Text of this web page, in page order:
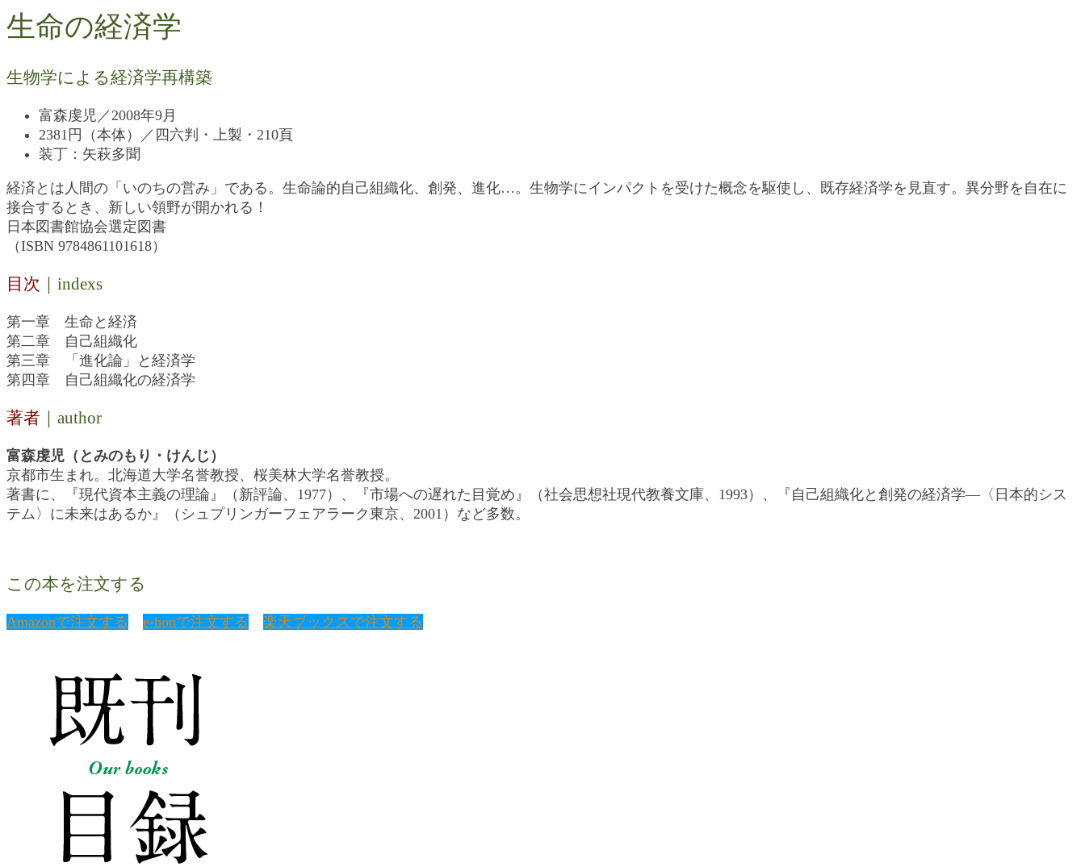
生命の経済学
生物学による経済学再構築
富森虔児／2008年9月
2381円（本体）／四六判・上製・210頁
装丁：矢萩多聞
経済とは人間の「いのちの営み」である。生命論的自己組織化、創発、進化…。生物学にインパクトを受けた概念を駆使し、既存経済学を見直す。異分野を自在に
接合するとき、新しい領野が開かれる！
日本図書館協会選定図書
（ISBN 9784861101618）
目次 ｜indexs
第一章 生命と経済
第二章 自己組織化
第三章 「進化論」と経済学
第四章 自己組織化の経済学
著者 ｜author
富森虔児（とみのもり・けんじ）
京都市生まれ。北海道大学名誉教授、桜美林大学名誉教授。
著書に、『現代資本主義の理論』（新評論、1977）、『市場への遅れた目覚め』（社会思想社現代教養文庫、1993）、『自己組織化と創発の経済学―〈日本的シス
テム〉に未来はあるか』（シュプリンガーフェアラーク東京、2001）など多数。
この本を注文する
Amazonで注文する e-honで注文する 楽天ブックスで注文する